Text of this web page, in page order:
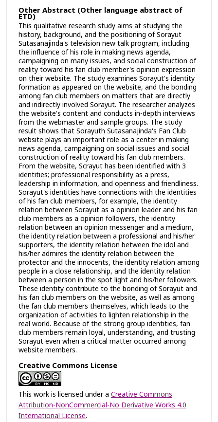
Other Abstract (Other language abstract of
ETD)
This qualitative research study aims at studying the
history, background, and the positioning of Sorayut
Sutasanajinda's television new talk program, including
the influence of his role in making news agenda,
campaigning on many issues, and social construction of
reality toward his fan club member's opinion expression
on their website. The study examines Sorayut's identity
formation as appeared on the website, and the bonding
among fan club members on matters that are directly
and indirectly involved Sorayut. The researcher analyzes
the website's content and conducts in-depth interviews
from the webmaster and sample groups. The study
result shows that Sorayuth Sutasanajinda's Fan Club
website plays an important role as a center in making
news agenda, campaigning on social issues and social
construction of reality toward his fan club members.
From the website, Scrayut has been identified with 3
identities; professional responsibility as a press,
leadership in information, and openness and friendliness.
Sorayut's identities have connections with the identities
of his fan club members, for example, the identity
relation between Sorayut as a opinion leader and his fan
club members as a opinion followers, the identity
relation between an opinion messenger and a medium,
the identity relation between a professional and his/her
supporters, the identity relation between the idol and
his/her admires the identity relation between the
protector and the innocents, the identity relation among
people in a close relationship, and the identity relation
between a person in the spot light and his/her followers.
These identity contribute to the bonding of Sorayut and
his fan club members on the website, as well as among
the fan club members themselves, which leads to the
organization of activities to lighten relationship in the
real world. Because of the strong group identities, fan
club members remain loyal, understanding, and trusting
Sorayut even when a critical matter occurred among
website members.
Creative Commons License
This work is licensed under a Creative Commons
Attribution-NonCommercial-No Derivative Works 4.0
International License.